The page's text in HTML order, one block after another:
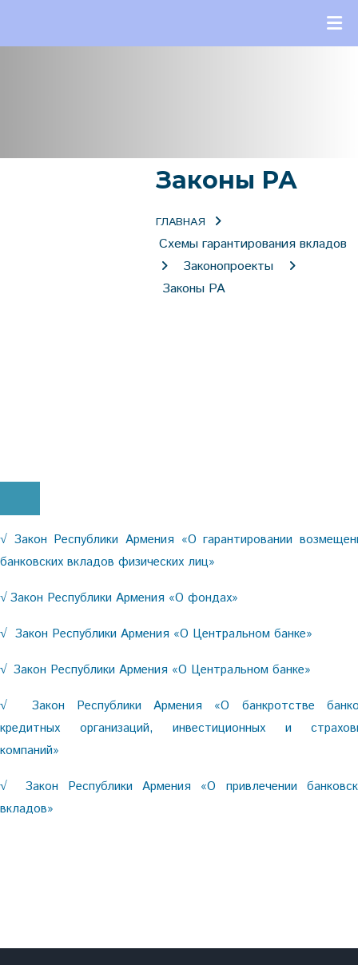
Законы РА
ГЛАВНАЯ
Схемы гарантирования вкладов
Законопроекты
Законы РА
√ Закон Республики Армения «О гарантировании
банковских вкладов физических лиц»
√ Закон Республики Армения «О фондах»
√ Закон Республики Армения «О Центральном банке»
√ Закон Республики Армения «О Центральном банке»
√
Закон Республики Армения «О банкротстве
кредитных организаций, инвестиционных и
компаний»
√ Закон Республики Армения «О привлечении
вкладов»